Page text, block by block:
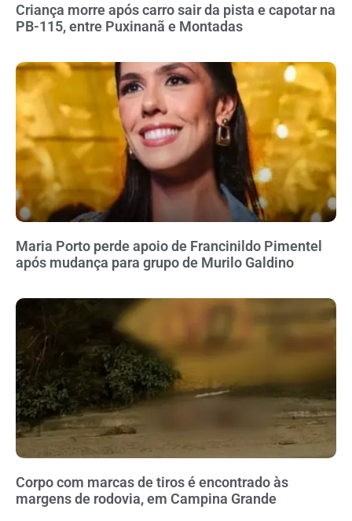
Criança morre após carro sair da pista e capotar na
PB-115, entre Puxinanã e Montadas
Maria Porto perde apoio de Francinildo Pimentel
após mudança para grupo de Murilo Galdino
Corpo com marcas de tiros é encontrado às
margens de rodovia, em Campina Grande